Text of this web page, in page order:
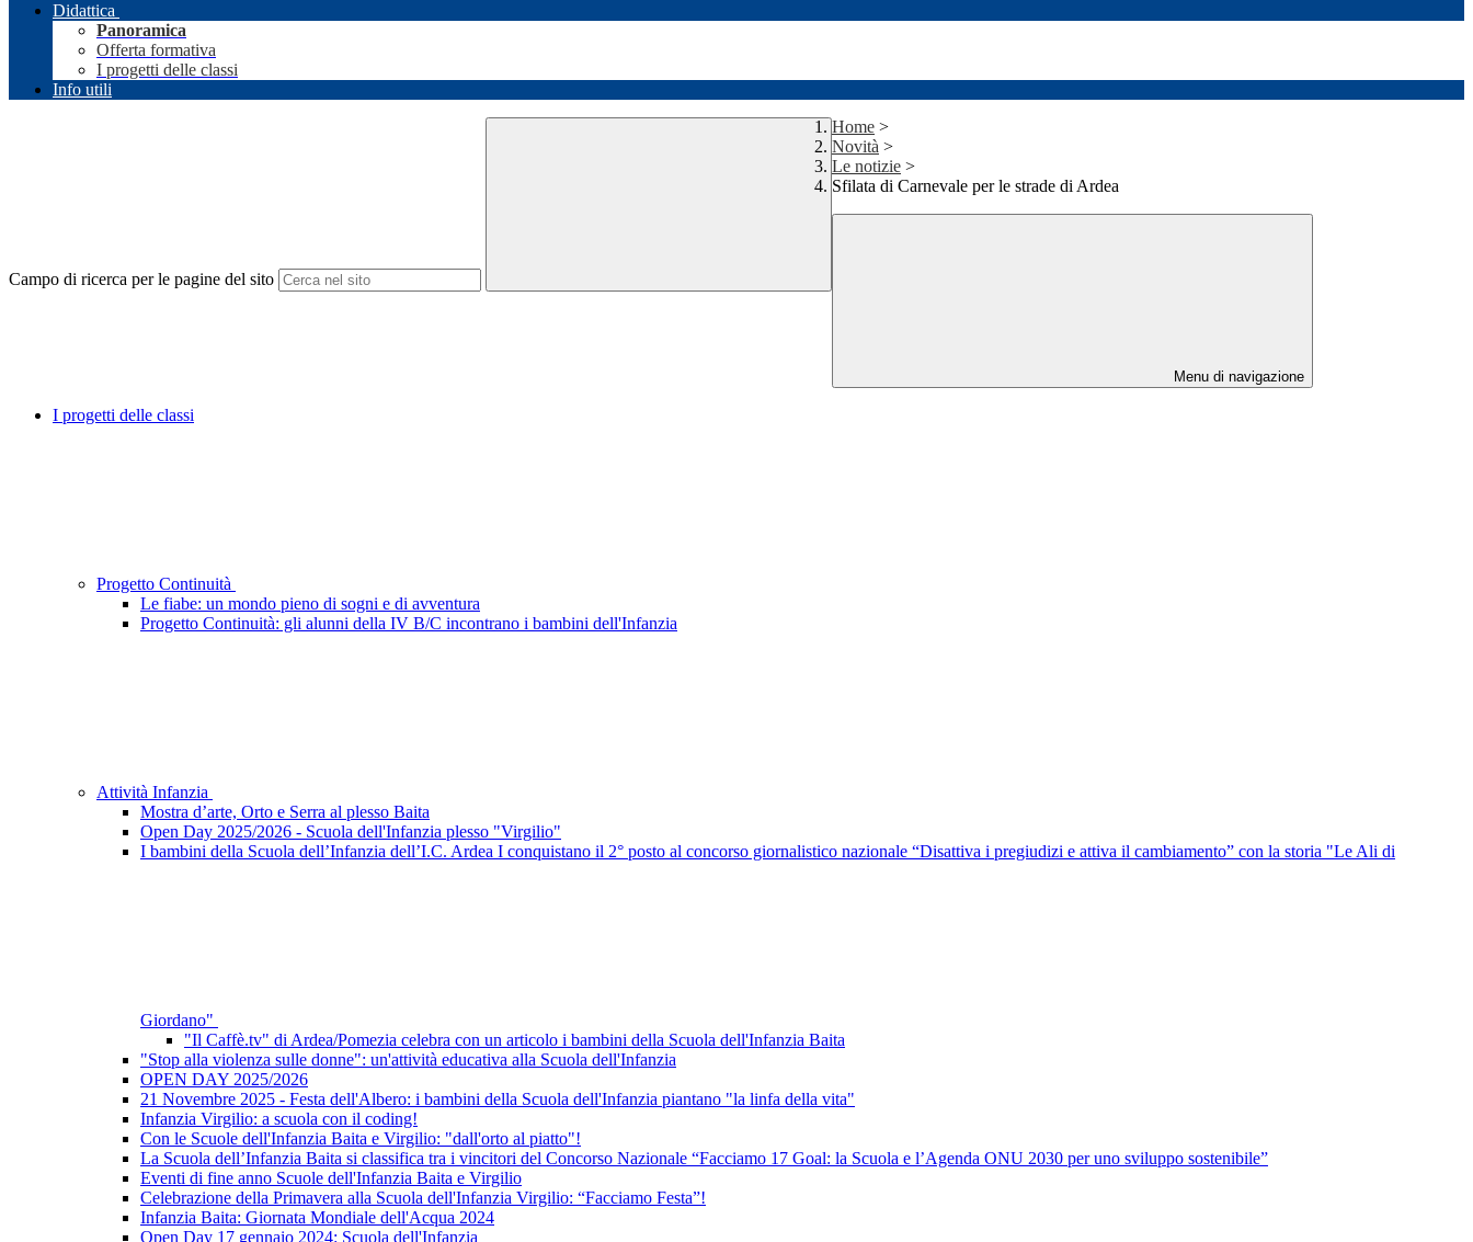
Didattica
Panoramica
Offerta formativa
I progetti delle classi
Info utili
Campo di ricerca per le pagine del sito
Home >
Novità >
Le notizie >
Sfilata di Carnevale per le strade di Ardea
Menu di navigazione
I progetti delle classi
Progetto Continuità
Le fiabe: un mondo pieno di sogni e di avventura
Progetto Continuità: gli alunni della IV B/C incontrano i bambini dell'Infanzia
Attività Infanzia
Mostra d’arte, Orto e Serra al plesso Baita
Open Day 2025/2026 - Scuola dell'Infanzia plesso "Virgilio"
I bambini della Scuola dell’Infanzia dell’I.C. Ardea I conquistano il 2° posto al concorso giornalistico nazionale “Disattiva i pregiudizi e attiva il cambiamento” con la storia "Le Ali di
Giordano"
"Il Caffè.tv" di Ardea/Pomezia celebra con un articolo i bambini della Scuola dell'Infanzia Baita
"Stop alla violenza sulle donne": un'attività educativa alla Scuola dell'Infanzia
OPEN DAY 2025/2026
21 Novembre 2025 - Festa dell'Albero: i bambini della Scuola dell'Infanzia piantano "la linfa della vita"
Infanzia Virgilio: a scuola con il coding!
Con le Scuole dell'Infanzia Baita e Virgilio: "dall'orto al piatto"!
La Scuola dell’Infanzia Baita si classifica tra i vincitori del Concorso Nazionale “Facciamo 17 Goal: la Scuola e l’Agenda ONU 2030 per uno sviluppo sostenibile”
Eventi di fine anno Scuole dell'Infanzia Baita e Virgilio
Celebrazione della Primavera alla Scuola dell'Infanzia Virgilio: “Facciamo Festa”!
Infanzia Baita: Giornata Mondiale dell'Acqua 2024
Open Day 17 gennaio 2024: Scuola dell'Infanzia